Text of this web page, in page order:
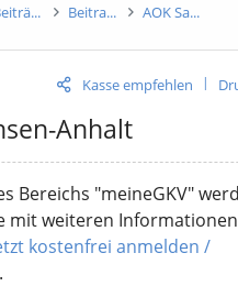
Beitra AOK Sa
Kasse empfehlen |
Anhalt
Bereichs "meineGKV"
mit weiteren Informationen
kostenfrei anmelden /